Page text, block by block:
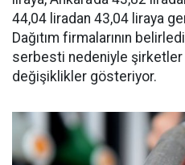
44,04 liradan 43,04 liraya
Dağıtım firmalarının
serbesti nedeniyle
değişiklikler gösteriyor.